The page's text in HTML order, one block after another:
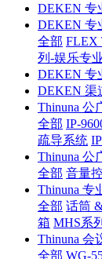
DEKEN 专
DEKEN 专
全部 FLEX
列-娱乐专
DEKEN 专
DEKEN 渠
Thinuna 公
全部 IP-
疏导系统
Thinuna 公
全部 音量
Thinuna 专
全部 话筒
箱 MHS系
Thinuna 会
全部 WG-